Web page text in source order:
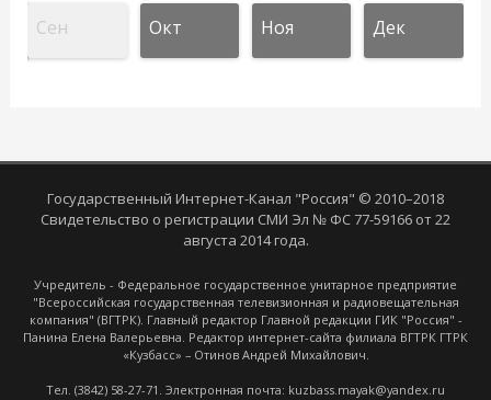
Сен Окт Ноя Дек
Государственный Интернет-Канал "Россия" © 2010–2018
Свидетельство о регистрации СМИ Эл № ФС 77-59166 от 22
августа 2014 года.
Учредитель - Федеральное государственное унитарное предприятие
"Всероссийская государственная телевизионная и радиовещательная
компания" (ВГТРК). Главный редактор Главной редакции ГИК "Россия" -
Панина Елена Валерьевна. Редактор интернет-сайта филиала ВГТРК ГТРК
«Кузбасс» – Отинов Андрей Михайлович.
Тел. (3842) 58-27-71. Электронная почта: kuzbass.mayak@yandex.ru